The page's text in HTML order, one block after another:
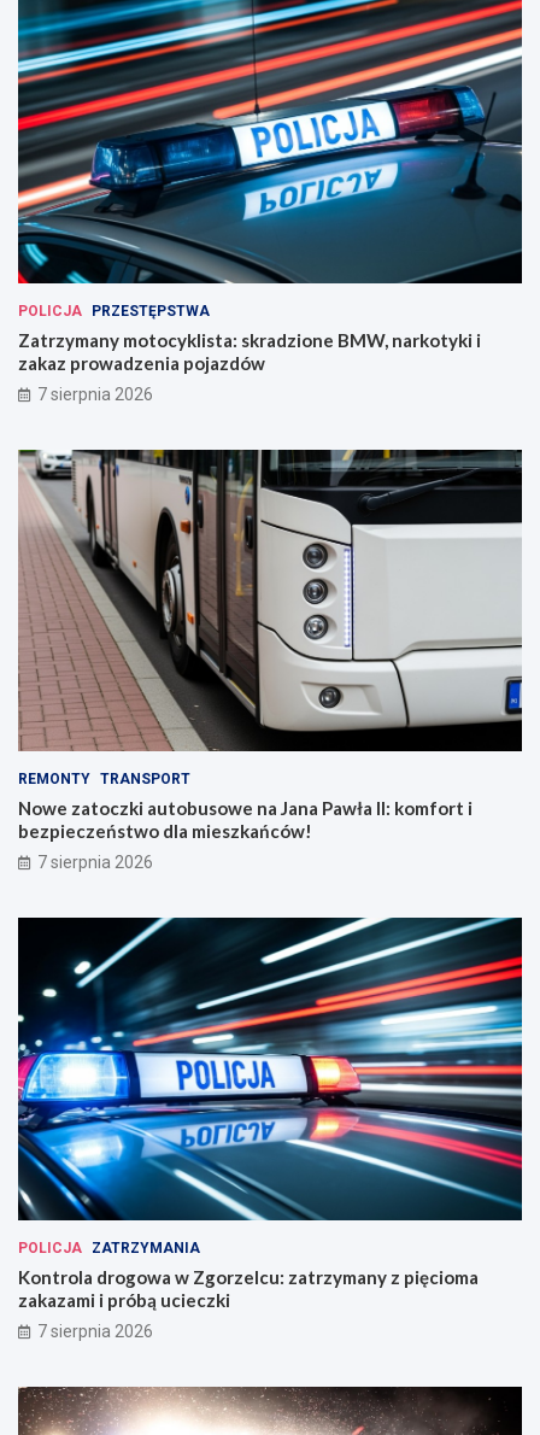
POLICJA PRZESTĘPSTWA
Zatrzymany motocyklista: skradzione BMW, narkotyki i
zakaz prowadzenia pojazdów
7 sierpnia 2026
REMONTY TRANSPORT
Nowe zatoczki autobusowe na Jana Pawła II: komfort i
bezpieczeństwo dla mieszkańców!
7 sierpnia 2026
POLICJA ZATRZYMANIA
Kontrola drogowa w Zgorzelcu: zatrzymany z pięcioma
zakazami i próbą ucieczki
7 sierpnia 2026